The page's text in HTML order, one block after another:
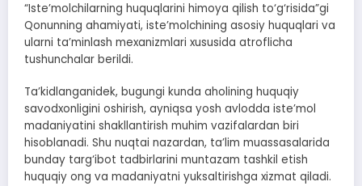
“Iste’molchilarning huquqlarini himoya qilish to‘g‘risida”gi
Qonunning ahamiyati, iste’molchining asosiy huquqlari va
ularni ta’minlash mexanizmlari xususida atroflicha
tushunchalar berildi.
Ta’kidlanganidek, bugungi kunda aholining huquqiy
savodxonligini oshirish, ayniqsa yosh avlodda iste’mol
madaniyatini shakllantirish muhim vazifalardan biri
hisoblanadi. Shu nuqtai nazardan, ta’lim muassasalarida
bunday targ‘ibot tadbirlarini muntazam tashkil etish
huquqiy ong va madaniyatni yuksaltirishga xizmat qiladi.